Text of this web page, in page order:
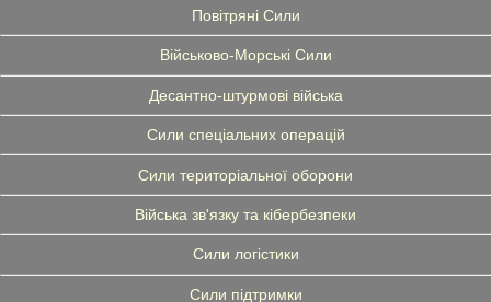
Повітряні Сили
Військово-Морські Сили
Десантно-штурмові війська
Сили спеціальних операцій
Сили територіальної оборони
Війська зв'язку та кібербезпеки
Сили логістики
Сили підтримки